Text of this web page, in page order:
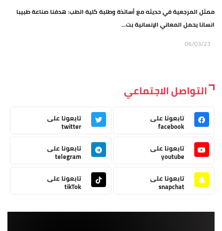
ممثل المرجعية في حديثه مع أساتذة وطلبة كلية الطب: هدفنا صناعة طبيبا
انسانا يحمل المعاني الإنسانية بت...
06/03/23
التواصل الاجتماعي
تابعونا على
facebook
تابعونا على
twitter
تابعونا على
youtube
تابعونا على
telegram
تابعونا على
snapchat
تابعونا على
tikTok